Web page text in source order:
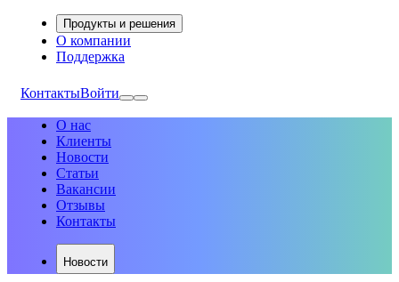
Продукты и решения
О компании
Поддержка
КонтактыВойти
О нас
Клиенты
Новости
Статьи
Вакансии
Отзывы
Контакты
Новости